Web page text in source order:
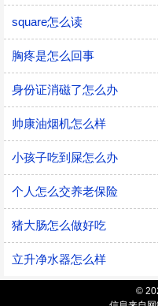
square怎么读
胸疼是怎么回事
身份证消磁了怎么办
帅康油烟机怎么样
小孩子吃到屎怎么办
个人怎么交养老保险
猪大肠怎么做好吃
立升净水器怎么样
©